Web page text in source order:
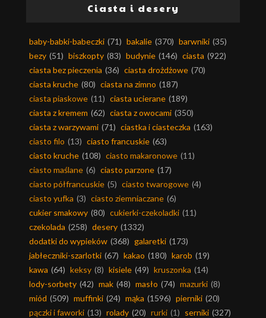
Ciasta i desery
baby-babki-babeczki (71) bakalie (370) barwniki (35)
bezy (51) biszkopty (83) budynie (146) ciasta (922)
ciasta bez pieczenia (36) ciasta drożdżowe (70)
ciasta kruche (80) ciasta na zimno (187)
ciasta piaskowe (11) ciasta ucierane (189)
ciasta z kremem (62) ciasta z owocami (350)
ciasta z warzywami (71) ciastka i ciasteczka (163)
ciasto filo (13) ciasto francuskie (63)
ciasto kruche (108) ciasto makaronowe (11)
ciasto maślane (6) ciasto parzone (17)
ciasto półfrancuskie (5) ciasto twarogowe (4)
ciasto yufka (3) ciasto ziemniaczane (6)
cukier smakowy (80) cukierki-czekoladki (11)
czekolada (258) desery (1332)
dodatki do wypieków (368) galaretki (173)
jabłeczniki-szarlotki (67) kakao (180) karob (19)
kawa (64) keksy (8) kisiele (49) kruszonka (14)
lody-sorbety (42) mak (48) masło (74) mazurki (8)
miód (509) muffinki (24) mąka (1596) pierniki (20)
pączki i faworki (13) rolady (20) rurki (1) serniki (327)